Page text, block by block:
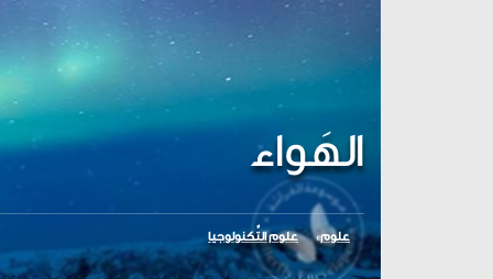
الهَواء
علوم علوم التِّكنولوجيا